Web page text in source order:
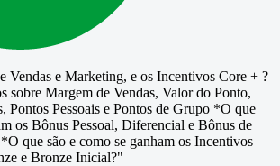
Vendas e Marketing, e os Incentivos Core + ?
sobre Margem de Vendas, Valor do Ponto,
Pontos Pessoais e Pontos de Grupo *O que
os Bônus Pessoal, Diferencial e Bônus de
que são e como se ganham os Incentivos
e Bronze Inicial?"